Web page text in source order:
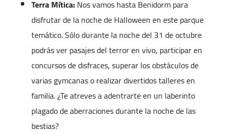
Terra Mítica:Nos vamos hasta Benidorm para
disfrutar de la noche de Halloween en este parque
temático. Sólo durante la noche del 31 de octubre
podrás ver pasajes del terror en vivo, participar en
concursos de disfraces, superar los obstáculos de
varias gymcanas o realizar divertidos talleres en
familia. ¿Te atreves a adentrarte en un laberinto
plagado de aberraciones durante la noche de las
bestias?